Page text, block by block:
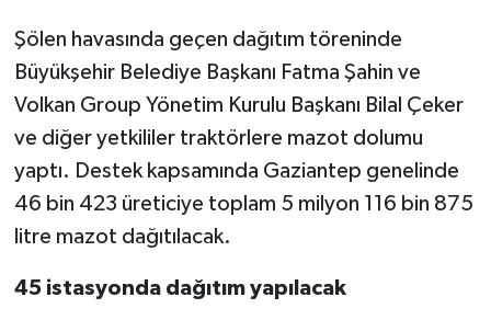
Şölen havasında geçen dağıtım töreninde
Büyükşehir Belediye Başkanı Fatma Şahin ve
Volkan Group Yönetim Kurulu Başkanı Bilal Çeker
ve diğer yetkililer traktörlere mazot dolumu
yaptı. Destek kapsamında Gaziantep genelinde
46 bin 423 üreticiye toplam 5 milyon 116 bin 875
litre mazot dağıtılacak.
45 istasyonda dağıtım yapılacak